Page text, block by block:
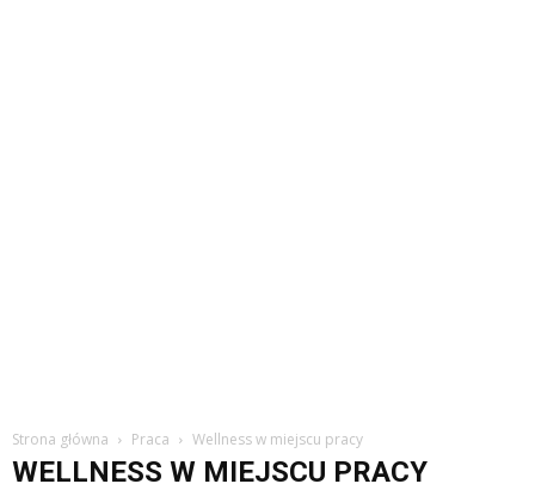
Strona główna Praca Wellness w miejscu pracy
WELLNESS W MIEJSCU PRACY